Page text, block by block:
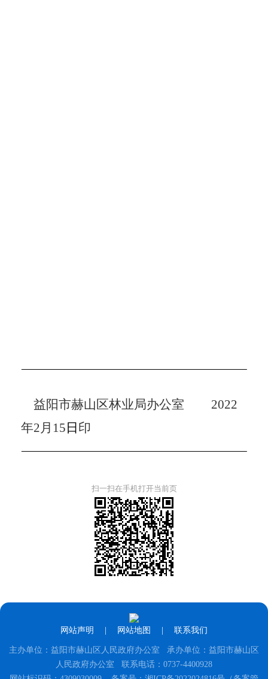
益阳市赫山区林业局办公室 2022
年2月 15 日 印
扫一扫在手机打开当前页
网站声明 网站地图 联系我们
主办单位：益阳市赫山区人民政府办公室 承办单位：益阳市赫山区
人民政府办公室 联系电话：0737-4400928